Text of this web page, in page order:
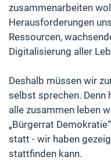
zusammenarbeiten
Herausforderungen
Ressourcen,
Digitalisierung aller
Deshalb müssen wir
selbst sprechen. Denn
alle zusammen leben
„Bürgerrat
statt - wir haben
stattfinden kann.